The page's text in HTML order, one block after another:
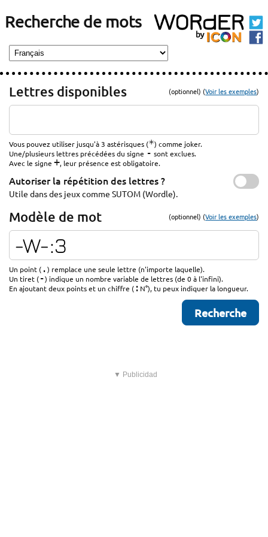
Recherche de mots
Lettres disponibles (optionnel) (Voir les exemples)
Vous pouvez utiliser jusqu'à 3 astérisques (*) comme joker.
Une/plusieurs lettres précédées du signe - sont exclues.
Avec le signe +, leur présence est obligatoire.
Autoriser la répétition des lettres ?
Utile dans des jeux comme SUTOM (Wordle).
Modèle de mot (optionnel) (Voir les exemples)
Un point (.) remplace une seule lettre (n'importe laquelle).
Un tiret (-) indique un nombre variable de lettres (de 0 à l'infini).
En ajoutant deux points et un chiffre (: N°), tu peux indiquer la longueur.
▼ Publicidad